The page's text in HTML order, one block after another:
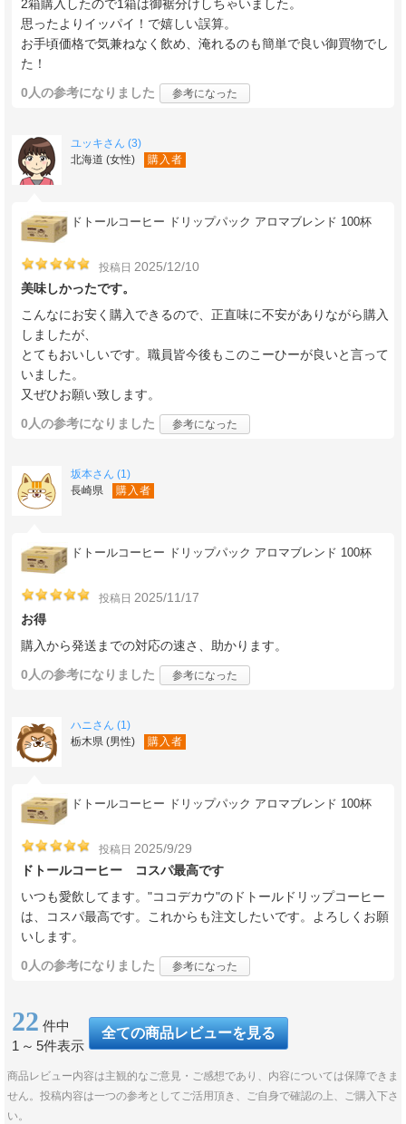
2箱購入したので1箱は御裾分けしちゃいました。
思ったよりイッパイ！で嬉しい誤算。
お手頃価格で気兼ねなく飲め、淹れるのも簡単で良い御買物でし
た！
0人の参考になりました 参考になった
ユッキさん (3)
北海道 (女性)
購入者
ドトールコーヒー ドリップパック アロマブレンド 100杯
投稿日 2025/12/10
美味しかったです。
こんなにお安く購入できるので、正直味に不安がありながら購入
しましたが、
とてもおいしいです。職員皆今後もこのこーひーが良いと言って
いました。
又ぜひお願い致します。
0人の参考になりました 参考になった
坂本さん (1)
長崎県
購入者
ドトールコーヒー ドリップパック アロマブレンド 100杯
投稿日 2025/11/17
お得
購入から発送までの対応の速さ、助かります。
0人の参考になりました 参考になった
ハニさん (1)
栃木県 (男性)
購入者
ドトールコーヒー ドリップパック アロマブレンド 100杯
投稿日 2025/9/29
ドトールコーヒー コスパ最高です
いつも愛飲してます。"ココデカウ"のドトールドリップコーヒー
は、コスパ最高です。これからも注文したいです。よろしくお願
いします。
0人の参考になりました 参考になった
22 件中
1 ～ 5件表示
全ての商品レビューを見る
商品レビュー内容は主観的なご意見・ご感想であり、内容については保障できま
せん。投稿内容は一つの参考としてご活用頂き、ご自身で確認の上、ご購入下さ
い。